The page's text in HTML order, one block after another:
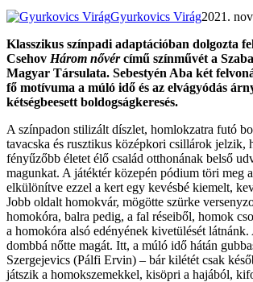
Gyurkovics Virág2021.
Klasszikus színpadi adaptációban dolgozta
Csehov Három nővércímű színművét a
Magyar Társulata. Sebestyén Aba két
fő motívuma a múló idő és az elvágyódás
kétségbeesett boldogságkeresés.
A színpadon stilizált díszlet, homlokzatra futó
tavacska és rusztikus középkori csillárok jelzik,
fényűzőbb életet élő család otthonának belső
magunkat. A játéktér közepén pódium töri meg
elkülönítve ezzel a kert egy kevésbé kiemelt,
Jobb oldalt homokvár, mögötte szürke
homokóra, balra pedig, a fal réseiből, homok
a homokóra alsó edényének kivetülését
dombbá nőtte magát. Itt, a múló idő hátán
Szergejevics (Pálfi Ervin) – bár kilétét csak
játszik a homokszemekkel, kisöpri a hajából,